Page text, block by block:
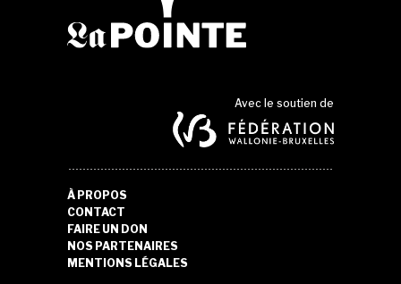
Avec le soutien de
À PROPOS
CONTACT
FAIRE UN DON
NOS PARTENAIRES
MENTIONS LÉGALES